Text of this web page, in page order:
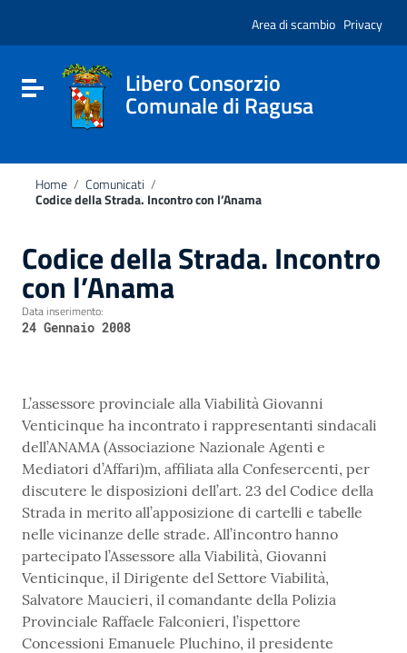
sito
include
Vai al footer
Area di scambio Privacy
Attiva / disattiva la navigazione
Libero Consorzio
Comunale di Ragusa
Home / Comunicati /
Codice della Strada. Incontro con l’Anama
Codice della Strada. Incontro
con l’Anama
Data inserimento:
24 Gennaio 2008
L’assessore provinciale alla Viabilità Giovanni
Venticinque ha incontrato i rappresentanti sindacali
dell’ANAMA (Associazione Nazionale Agenti e
Mediatori d’Affari)m, affiliata alla Confesercenti, per
discutere le disposizioni dell’art. 23 del Codice della
Strada in merito all’apposizione di cartelli e tabelle
nelle vicinanze delle strade. All’incontro hanno
partecipato l’Assessore alla Viabilità, Giovanni
Venticinque, il Dirigente del Settore Viabilità,
Salvatore Maucieri, il comandante della Polizia
Provinciale Raffaele Falconieri, l’ispettore
Concessioni Emanuele Pluchino, il presidente